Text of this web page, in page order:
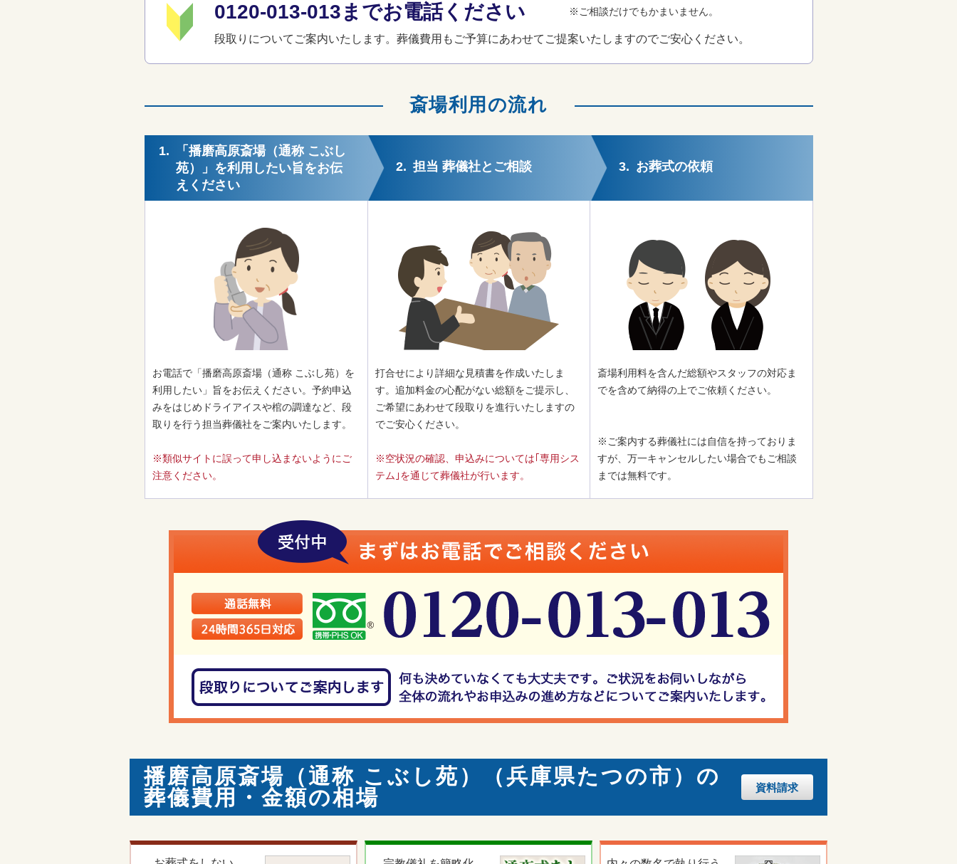
0120-013-013までお電話ください
段取りについてご案内いたします。葬儀費用もご予算にあわせてご提案いたしますのでご安心ください。
※ご相談だけでもかまいません。
斎場利用の流れ
1.
「播磨高原斎場（通称 こぶし
苑）」を利用したい旨をお伝
えください
お電話で「播磨高原斎場（通称 こぶし苑）を
利用したい」旨をお伝えください。予約申込
みをはじめドライアイスや棺の調達など、段
取りを行う担当葬儀社をご案内いたします。
※類似サイトに誤って申し込まないようにご
注意ください。
2. 担当 葬儀社とご相談
打合せにより詳細な見積書を作成いたしま
す。追加料金の心配がない総額をご提示し、
ご希望にあわせて段取りを進行いたしますの
でご安心ください。
※空状況の確認、申込みについては｢専用シス
テム｣を通じて葬儀社が行います。
3. お葬式の依頼
斎場利用料を含んだ総額やスタッフの対応ま
でを含めて納得の上でご依頼ください。
※ご案内する葬儀社には自信を持っておりま
すが、万一キャンセルしたい場合でもご相談
までは無料です。
播磨高原斎場（通称 こぶし苑）（兵庫県たつの市）の
葬儀費用・金額の相場
資料請求